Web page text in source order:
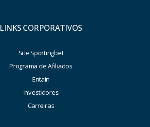
LINKS CORPORATIVOS
Site Sportingbet
Programa de Afiliados
Entain
Investidores
Carreiras